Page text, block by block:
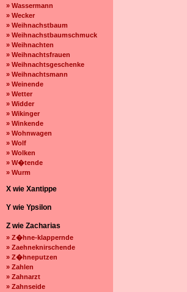
» Wassermann
» Wecker
» Weihnachstbaum
» Weihnachstbaumschmuck
» Weihnachten
» Weihnachtsfrauen
» Weihnachtsgeschenke
» Weihnachtsmann
» Weinende
» Wetter
» Widder
» Wikinger
» Winkende
» Wohnwagen
» Wolf
» Wolken
» W�tende
» Wurm
X wie Xantippe
Y wie Ypsilon
Z wie Zacharias
» Z�hne-klappernde
» Zaehneknirschende
» Z�hneputzen
» Zahlen
» Zahnarzt
» Zahnseide